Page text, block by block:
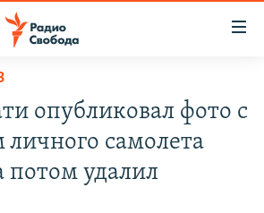
опубликовал фото с
личного самолета
потом удалил